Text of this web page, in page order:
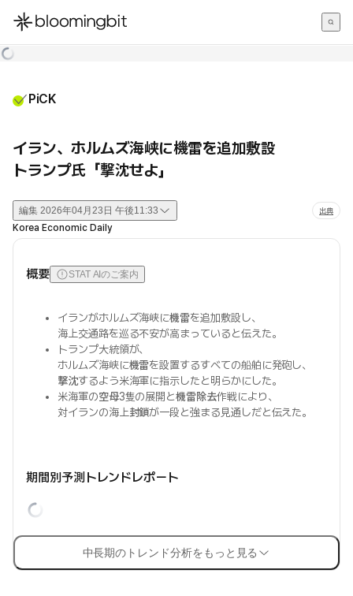
한국어
PiCK
イラン、ホルムズ海峡に機雷を追加敷設
トランプ氏「撃沈せよ」
編集 2026年04月23日 午後11:33 出典
Korea Economic Daily
概要 STAT AIのご案内
イランがホルムズ海峡に機雷を追加敷設し、
海上交通路を巡る不安が高まっていると伝えた。
トランプ大統領が、
ホルムズ海峡に機雷を設置するすべての船舶に発砲し、
撃沈するよう米海軍に指示したと明らかにした。
米海軍の空母3隻の展開と機雷除去作戦により、
対イランの海上封鎖が一段と強まる見通しだと伝えた。
期間別予測トレンドレポート
中長期のトレンド分析をもっと見る